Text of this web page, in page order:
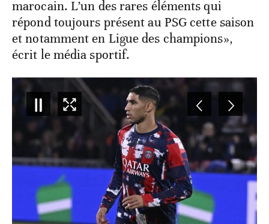
marocain. L’un des rares éléments qui
répond toujours présent au PSG cette saison
et notamment en Ligue des champions»,
écrit le média sportif.